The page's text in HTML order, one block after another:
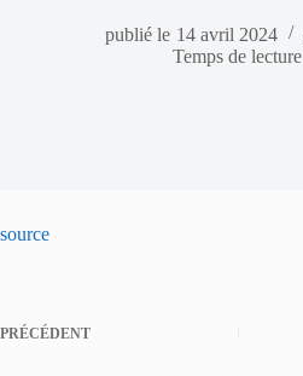
publié le 14 avril 2024
Temps de lecture
source
PRÉCÉDENT